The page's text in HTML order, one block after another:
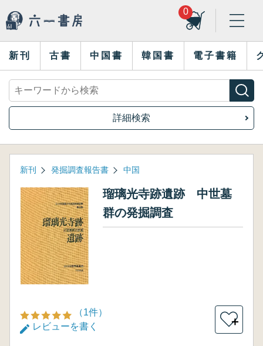
0
新刊 古書 中国書 韓国書 電子書籍
詳細検索
新刊 発掘調査報告書 中国
瑠璃光寺跡遺跡 中世墓
群の発掘調査
（1件）
レビューを書く
＋